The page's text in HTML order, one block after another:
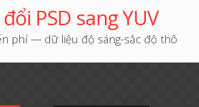
PSD sang YUV
phí — dữ liệu độ sáng-sắc độ thô